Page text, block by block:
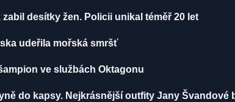
desítky žen. Policii unikal téměř 20 let
udeřila mořská smršť
ve službách Oktagonu
do kapsy. Nejkrásnější outfity Jany Švandové